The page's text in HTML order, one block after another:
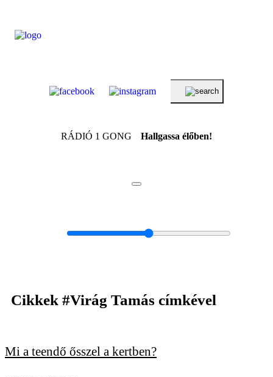
RÁDIÓ 1 GONG Hallgassa élőben!
Cikkek #Virág Tamás címkével
Mi a teendő ősszel a kertben?